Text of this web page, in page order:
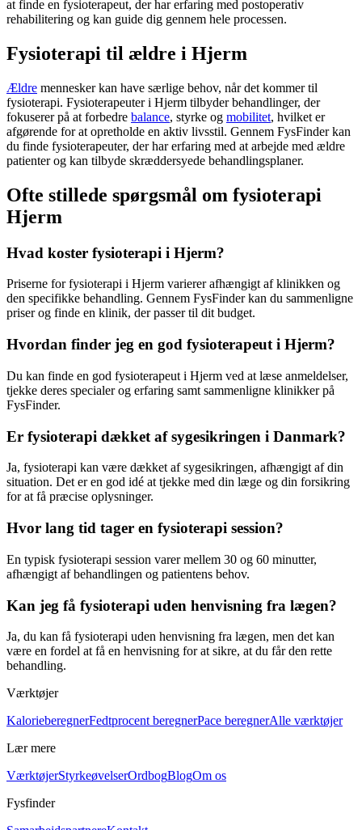
at finde en fysioterapeut, der har erfaring med postoperativ
rehabilitering og kan guide dig gennem hele processen.
Fysioterapi til ældre i Hjerm
Ældre mennesker kan have særlige behov, når det kommer til
fysioterapi. Fysioterapeuter i Hjerm tilbyder behandlinger, der
fokuserer på at forbedre balance, styrke og mobilitet, hvilket er
afgørende for at opretholde en aktiv livsstil. Gennem FysFinder kan
du finde fysioterapeuter, der har erfaring med at arbejde med ældre
patienter og kan tilbyde skræddersyede behandlingsplaner.
Ofte stillede spørgsmål om fysioterapi
Hjerm
Hvad koster fysioterapi i Hjerm?
Priserne forfysioterapi i Hjerm varierer afhængigt af klinikken og
den specifikke behandling. Gennem FysFinder kan du sammenligne
priser og finde en klinik, der passer til dit budget.
Hvordan finder jeg en god fysioterapeut i Hjerm?
Du kan finde en god fysioterapeut i Hjerm ved at læse anmeldelser,
tjekke deres specialer og erfaring samt sammenligne klinikker på
FysFinder.
Er fysioterapi dækket af sygesikringen i Danmark?
Ja, fysioterapi kan være dækket af sygesikringen, afhængigt af din
situation. Det er en god idé at tjekke med din læge og din forsikring
for at få præcise oplysninger.
Hvor lang tid tager en fysioterapi session?
En typisk fysioterapi session varer mellem 30 og 60 minutter,
afhængigt af behandlingen og patientens behov.
Kan jeg få fysioterapi uden henvisning fra lægen?
Ja, du kan få fysioterapi uden henvisning fra lægen, men det kan
være en fordel at få en henvisning for at sikre, at du får den rette
behandling.
Værktøjer
KalorieberegnerFedtprocent beregnerPace beregnerAlle værktøjer
Lær mere
VærktøjerStyrkeøvelserOrdbogBlogOm os
Fysfinder